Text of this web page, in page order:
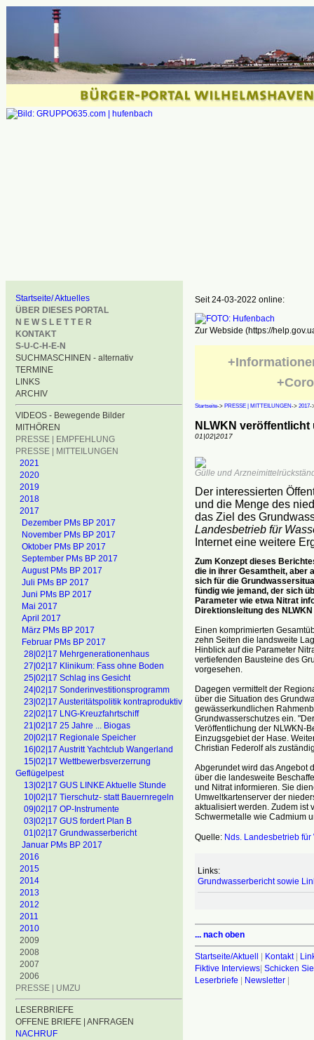
Startseite/ Aktuelles
ÜBER DIESES PORTAL
N E W S L E T T E R
KONTAKT
S-U-C-H-E-N
SUCHMASCHINEN - alternativ
TERMINE
LINKS
ARCHIV
VIDEOS - Bewegende Bilder
MITHÖREN
PRESSE | EMPFEHLUNG
PRESSE | MITTEILUNGEN
2021
2020
2019
2018
2017
Dezember PMs BP 2017
November PMs BP 2017
Oktober PMs BP 2017
September PMs BP 2017
August PMs BP 2017
Juli PMs BP 2017
Juni PMs BP 2017
Mai 2017
April 2017
März PMs BP 2017
Februar PMs BP 2017
28|02|17 Mehrgenerationenhaus
27|02|17 Klinikum: Fass ohne Boden
25|02|17 Schlag ins Gesicht
24|02|17 Sonderinvestitionsprogramm
23|02|17 Austeritätspolitik kontraproduktiv
22|02|17 LNG-Kreuzfahrtschiff
21|02|17 25 Jahre ... Biogas
20|02|17 Regionale Speicher
16|02|17 Austritt Yachtclub Wangerland
15|02|17 Wettbewerbsverzerrung
Geflügelpest
13|02|17 GUS LINKE Aktuelle Stunde
10|02|17 Tierschutz- statt Bauernregeln
09|02|17 OP-Instrumente
03|02|17 GUS fordert Plan B
01|02|17 Grundwasserbericht
Januar PMs BP 2017
2016
2015
2014
2013
2012
2011
2010
2009
2008
2007
2006
PRESSE | UMZU
LESERBRIEFE
OFFENE BRIEFE | ANFRAGEN
NACHRUF
Seit 24-03-2022 online:
Zur Webside (https://
Startseite-> PRESSE | MITTEILUNGEN-> 2017-
NLWKN
01|02|2017
Gülle und
Der interessierten
und die Menge des
das Ziel des
Landesbetrieb für
Internet eine weitere
Zum Konzept dieses
die in ihrer Gesamtheit, aber
sich für die
fündig wie jemand, der sich
Parameter wie etwa Nitrat
Direktionsleitung des NLWKN
Einen komprimierten
zehn Seiten die landsweite
Hinblick auf die Parameter
vertiefenden Bausteine des
vorgesehen.
Dagegen vermittelt der
über die Situation des
gewässerkundlichen
Grundwasserschutzes ein.
Veröffentlichung der NLWKN-
Einzugsgebiet der Hase.
Christian Federolf als
Abgerundet wird das Angebot
über die landesweite
und Nitrat informieren. Sie
Umweltkartenserver der
aktualisiert werden. Zudem ist
Schwermetalle wie Cadmium
Quelle: Nds. Landesbetrieb
Links:
Grundwasserbericht sowie
... nach oben
Startseite/Aktuell | Kontakt|
Fiktive Interviews| Schicken
Leserbriefe | Newsletter|